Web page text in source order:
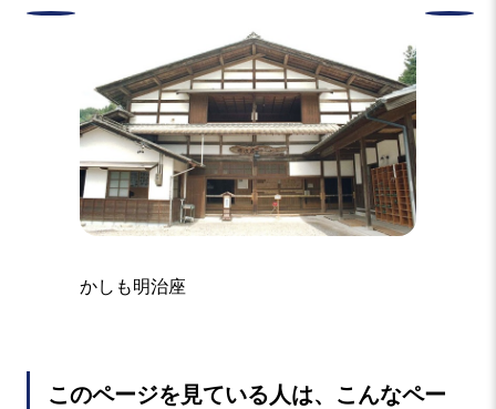
かしも明治座
このページを見ている人は、こんなペー